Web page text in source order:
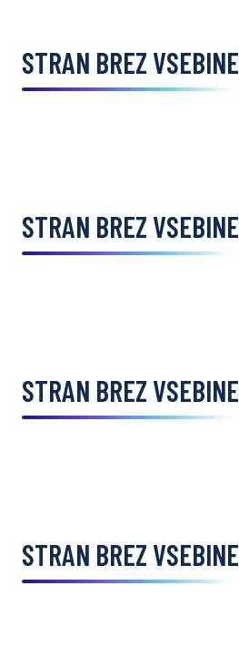
STRAN BREZ VSEBINE
STRAN BREZ VSEBINE
STRAN BREZ VSEBINE
STRAN BREZ VSEBINE